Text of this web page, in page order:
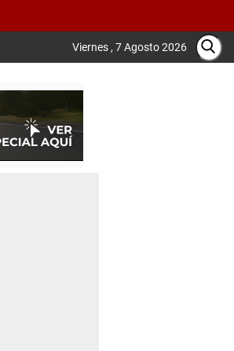
Viernes , 7 Agosto 2026